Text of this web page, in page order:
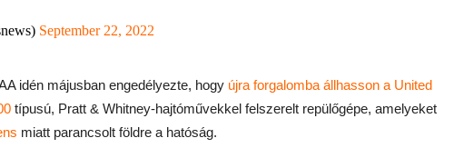
September 22, 2022
idén májusban engedélyezte, hogy újra forgalomba állhasson a United
típusú, Pratt & Whitney-hajtóművekkel felszerelt repülőgépe, amelyeket
miatt parancsolt földre a hatóság.